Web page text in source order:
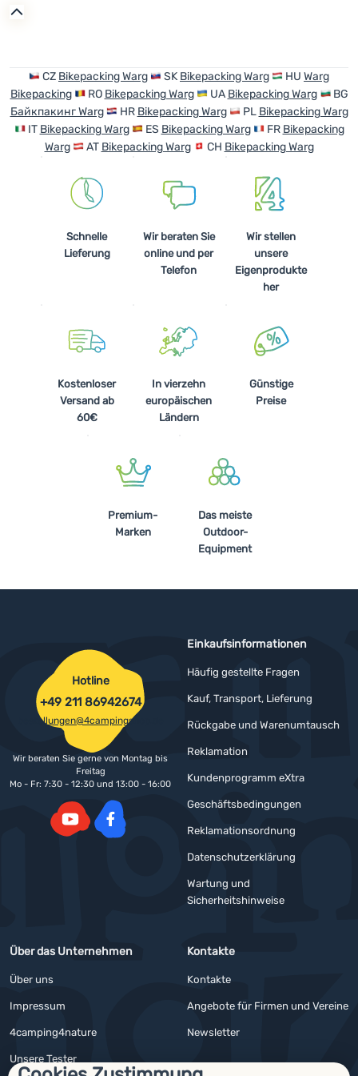
CZ Bikepacking Warg SK Bikepacking Warg HU Warg
Bikepacking
RO Bikepacking Warg UA Bikepacking Warg
BG
Байкпакинг Warg
HR Bikepacking Warg PL Bikepacking Warg
IT Bikepacking Warg ES Bikepacking Warg FR Bikepacking
Warg
AT Bikepacking Warg CH Bikepacking Warg
Schnelle
Lieferung
Wir beraten Sie
online und per
Telefon
Wir stellen
unsere
Eigenprodukte
her
Kostenloser
Versand ab
60€
In vierzehn
europäischen
Ländern
Günstige
Preise
Premium-
Marken
Das meiste
Outdoor-
Equipment
Einkaufsinformationen
Häufig gestellte Fragen
Kauf, Transport, Lieferung
Rückgabe und Warenumtausch
Reklamation
Kundenprogramm eXtra
Geschäftsbedingungen
Reklamationsordnung
Datenschutzerklärung
Wartung und
Sicherheitshinweise
Über das Unternehmen
Über uns
Impressum
4camping4nature
Unsere Tester
Kontakte
Kontakte
Angebote für Firmen und Vereine
Newsletter
Hotline
+49 211 86942674
bestellungen@4campingshop.de
Wir beraten Sie gerne von Montag bis
Freitag
Mo - Fr: 7:30 - 12:30 und 13:00 - 16:00